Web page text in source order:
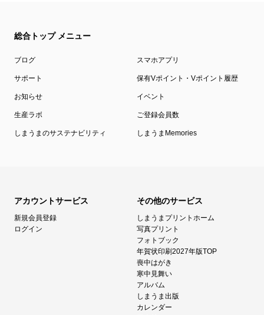
総合トップ メニュー
ブログ スマホアプリ
サポート 保有Vポイント・Vポイント履歴
お知らせ イベント
生産ラボ ご登録会員数
しまうまのサステナビリティ しまうまMemories
アカウントサービス
新規会員登録
ログイン
その他のサービス
しまうまプリントホーム
写真プリント
フォトブック
年賀状印刷2027年版TOP
喪中はがき
寒中見舞い
アルバム
しまうま出版
カレンダー